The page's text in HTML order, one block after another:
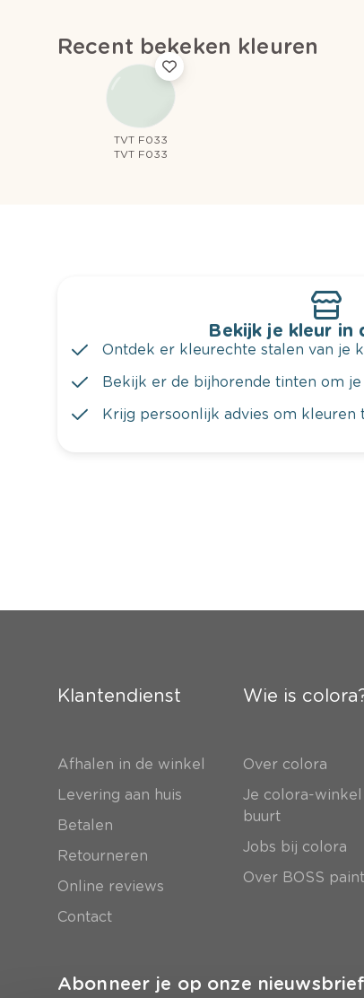
Recent bekeken kleuren
TVT F033
TVT F033
Bekijk je kleur in
Ontdek er kleurechte stalen van je
Bekijk er de bijhorende tinten om
Krijg persoonlijk advies om kleuren
Klantendienst
Afhalen in de winkel
Levering aan huis
Betalen
Retourneren
Online reviews
Contact
Wie is
Over colora
Je colora-
buurt
Jobs bij colora
Over BOSS
Abonneer je op onze nieuwsbrief